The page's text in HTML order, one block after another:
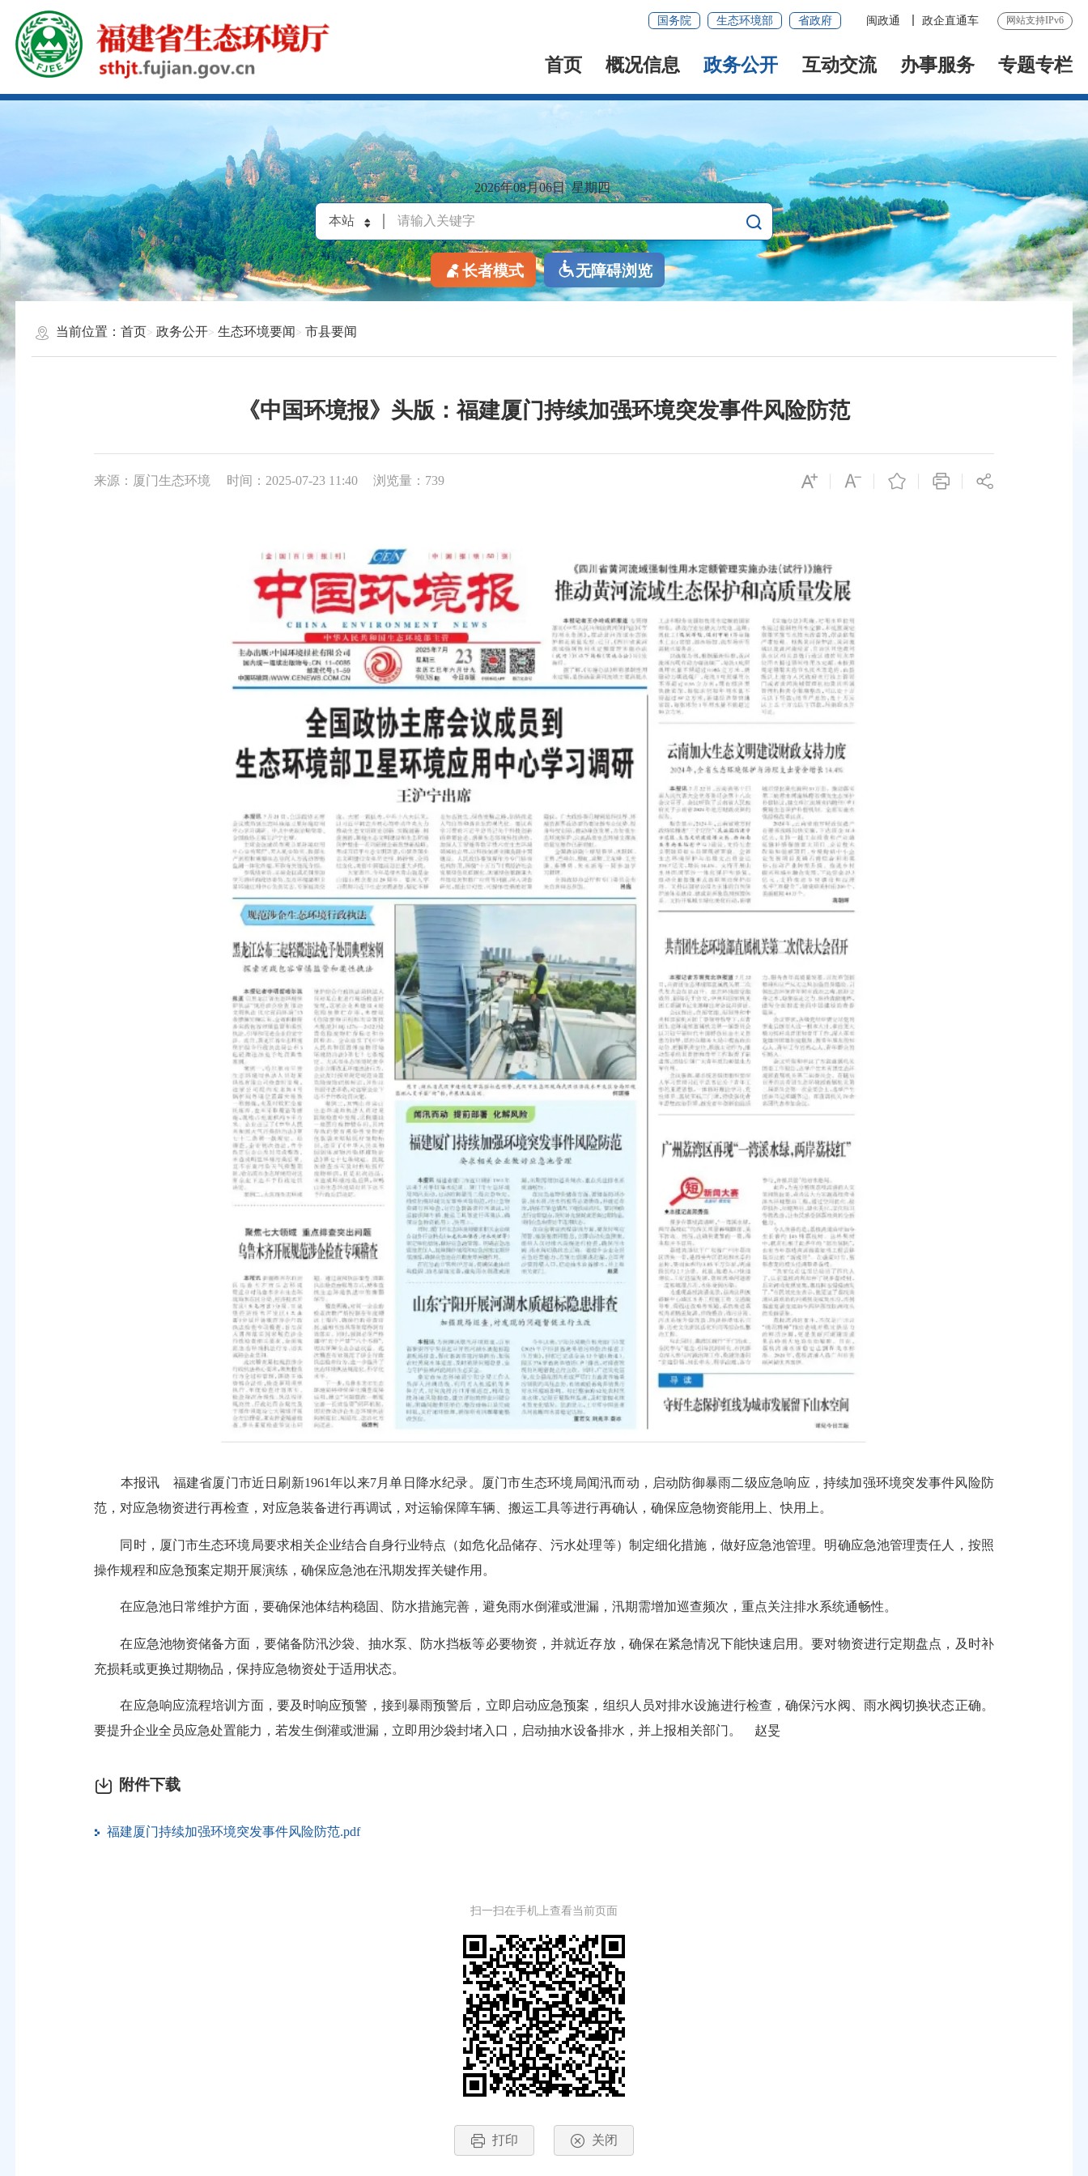
国务院 生态环境部 省政府 闽政通 政企直通车 网站支持IPv6
首页 概况信息 政务公开 互动交流 办事服务 专题专栏
2026年08月06日 星期四
长者模式 无障碍浏览
当前位置：首页 政务公开 生态环境要闻 市县要闻
《中国环境报》头版：福建厦门持续加强环境突发事件风险防范
来源：厦门生态环境 时间：2025-07-23 11:40 浏览量：739
本报讯 福建省厦门市近日刷新1961年以来7月单日降水纪录。厦门市生态环境局闻汛而动，启动防御暴雨二级应急响应，持续加强环境突发事件风险防
范，对应急物资进行再检查，对应急装备进行再调试，对运输保障车辆、搬运工具等进行再确认，确保应急物资能用上、快用上。
同时，厦门市生态环境局要求相关企业结合自身行业特点（如危化品储存、污水处理等）制定细化措施，做好应急池管理。明确应急池管理责任人，按照
操作规程和应急预案定期开展演练，确保应急池在汛期发挥关键作用。
在应急池日常维护方面，要确保池体结构稳固、防水措施完善，避免雨水倒灌或泄漏，汛期需增加巡查频次，重点关注排水系统通畅性。
在应急池物资储备方面，要储备防汛沙袋、抽水泵、防水挡板等必要物资，并就近存放，确保在紧急情况下能快速启用。要对物资进行定期盘点，及时补
充损耗或更换过期物品，保持应急物资处于适用状态。
在应急响应流程培训方面，要及时响应预警，接到暴雨预警后，立即启动应急预案，组织人员对排水设施进行检查，确保污水阀、雨水阀切换状态正确。
要提升企业全员应急处置能力，若发生倒灌或泄漏，立即用沙袋封堵入口，启动抽水设备排水，并上报相关部门。 赵旻
附件下载
福建厦门持续加强环境突发事件风险防范.pdf
扫一扫在手机上查看当前页面
打印 关闭